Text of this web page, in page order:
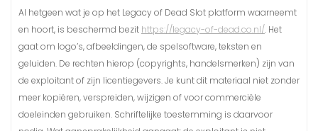
Al hetgeen wat je op het Legacy of Dead Slot platform waarneemt
en hoort, is beschermd bezit https://legacy-of-dead.co.nl/. Het
gaat om logo’s, afbeeldingen, de spelsoftware, teksten en
geluiden. De rechten hierop (copyrights, handelsmerken) zijn van
de exploitant of zijn licentiegevers. Je kunt dit materiaal niet zonder
meer kopiëren, verspreiden, wijzigen of voor commerciële
doeleinden gebruiken. Schriftelijke toestemming is daarvoor